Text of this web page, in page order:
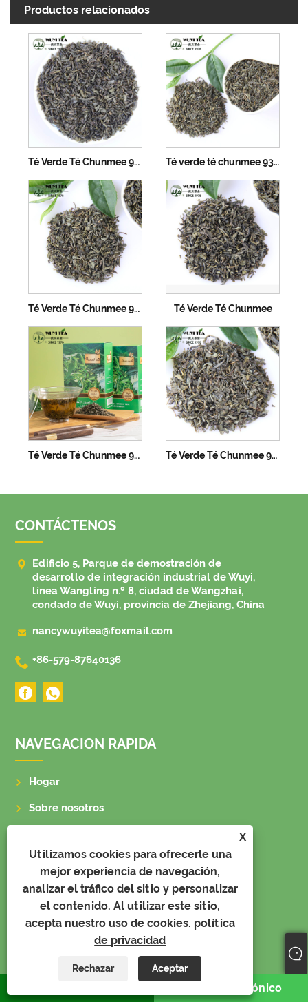
Productos relacionados
Té Verde Té Chunmee 9371A Té verde té chunmee 9371B
Té Verde Té Chunmee 9371C Té Verde Té Chunmee
Té Verde Té Chunmee 9368 Té Verde Té Chunmee 9367
X
Utilizamos cookies para ofrecerle una
mejor experiencia de navegación,
analizar el tráfico del sitio y personalizar
el contenido. Al utilizar este sitio,
acepta nuestro uso de cookies. política
de privacidad
Rechazar Aceptar
CONTÁCTENOS

Edificio 5, Parque de demostración de
desarrollo de integración industrial de Wuyi,
línea Wangling n.º 8, ciudad de Wangzhai,
condado de Wuyi, provincia de Zhejiang, China
 nancywuyitea@foxmail.com
 +86-579-87640136
NAVEGACION RAPIDA
Hogar
Sobre nosotros
Noticias
Video
Enviar Consulta
Correo electrónico